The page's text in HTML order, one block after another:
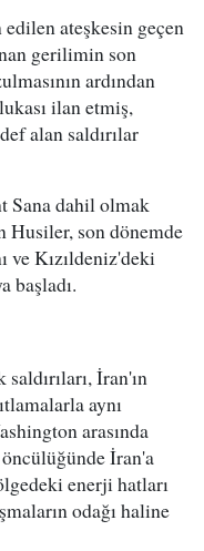
edilen ateşkesin geçen
gerilimin son
ardından
ilan etmiş,
alan saldırılar
Sana dahil olmak
Husiler, son dönemde
ve Kızıldeniz'deki
başladı.
İran'ın
aynı
arasında
İran'a
enerji hatları
odağı haline